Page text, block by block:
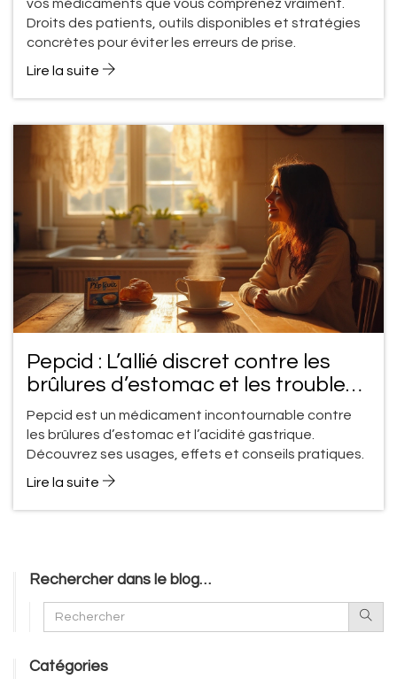
vos médicaments que vous comprenez vraiment.
Droits des patients, outils disponibles et stratégies
concrètes pour éviter les erreurs de prise.
Lire la suite
Pepcid : L’allié discret contre les
brûlures d’estomac et les troubles
digestifs
Pepcid est un médicament incontournable contre
les brûlures d’estomac et l’acidité gastrique.
Découvrez ses usages, effets et conseils pratiques.
Lire la suite
Rechercher dans le blog…
Catégories